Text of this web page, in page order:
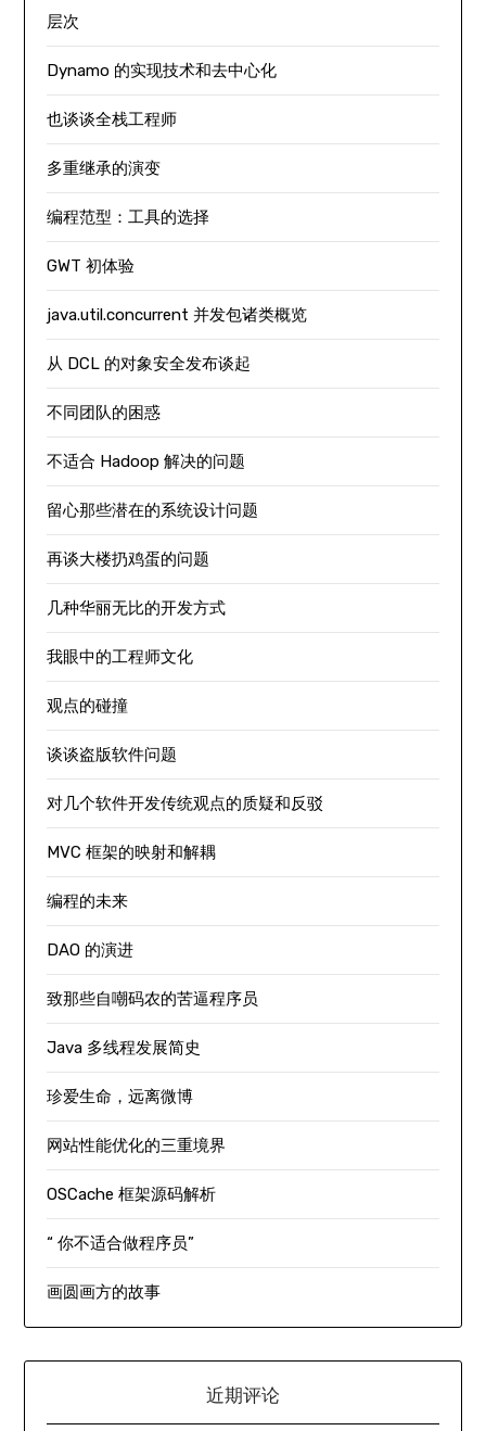
层次
Dynamo 的实现技术和去中心化
也谈谈全栈工程师
多重继承的演变
编程范型：工具的选择
GWT 初体验
java.util.concurrent 并发包诸类概览
从 DCL 的对象安全发布谈起
不同团队的困惑
不适合 Hadoop 解决的问题
留心那些潜在的系统设计问题
再谈大楼扔鸡蛋的问题
几种华丽无比的开发方式
我眼中的工程师文化
观点的碰撞
谈谈盗版软件问题
对几个软件开发传统观点的质疑和反驳
MVC 框架的映射和解耦
编程的未来
DAO 的演进
致那些自嘲码农的苦逼程序员
Java 多线程发展简史
珍爱生命，远离微博
网站性能优化的三重境界
OSCache 框架源码解析
“ 你不适合做程序员”
画圆画方的故事
近期评论